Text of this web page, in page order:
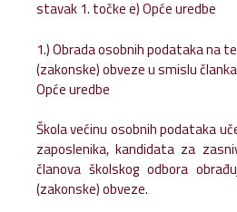
stavak 1. točke e) Opće uredbe
1.) Obrada osobnih podataka na
(zakonske) obveze u smislu
Opće uredbe
Škola većinu osobnih podataka
zaposlenika, kandidata za
članova školskog odbora
(zakonske) obveze.